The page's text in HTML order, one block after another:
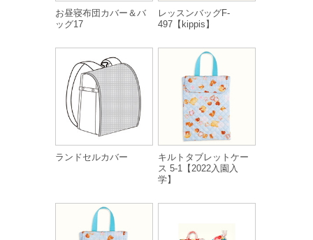
お昼寝布団カバー＆バ
ッグ17
レッスンバッグF-
497【kippis】
ランドセルカバー
キルトタブレットケー
ス 5-1【2022入園入
学】